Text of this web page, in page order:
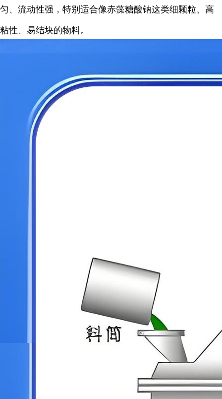
匀、流动性强，特别适合像赤藻糖酸钠这类细颗粒、高
粘性、易结块的物料。